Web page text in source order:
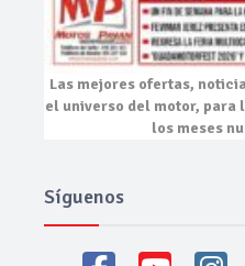
Las mejores ofertas,
el universo del motor, para
los meses
Síguenos